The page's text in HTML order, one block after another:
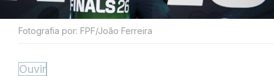
Fotografia por: FPF/João Ferreira
Ouvir